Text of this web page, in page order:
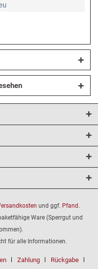
und ggf. Pfand.
Ware (Sperrgut und
für alle Informationen.
Zahlung Rückgabe